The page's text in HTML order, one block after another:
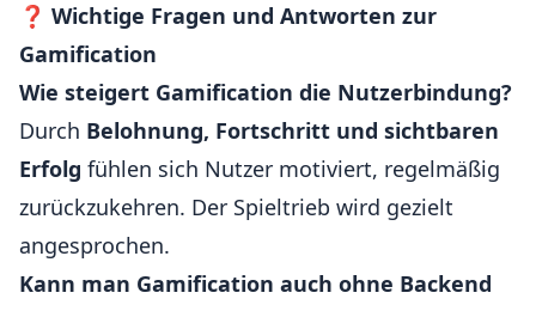
❓ Wichtige Fragen und Antworten zur
Gamification
Wie steigert Gamification die Nutzerbindung?
Durch Belohnung, Fortschritt und sichtbaren
Erfolg fühlen sich Nutzer motiviert, regelmäßig
zurückzukehren. Der Spieltrieb wird gezielt
angesprochen.
Kann man Gamification auch ohne Backend